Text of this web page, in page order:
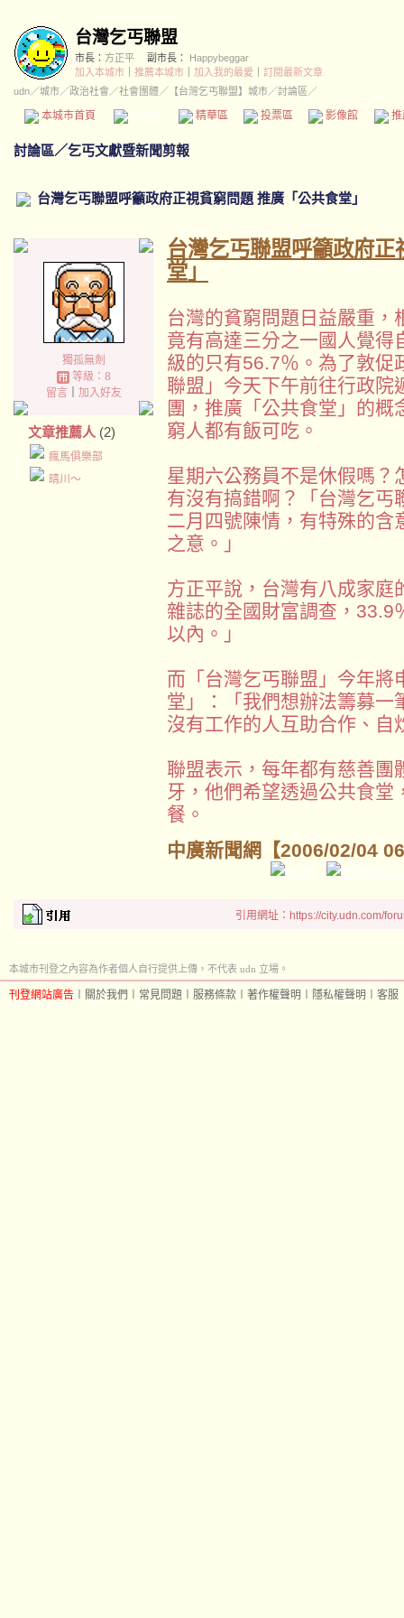
台灣乞丐聯盟
市長： 方正平 副市長：
Happybeggar
加入本城市
推薦本城市 加入我的最愛
訂閱最新文章
udn／城市／政治社會 ／社會團體／ 【台灣乞丐聯盟】城市／討論區／
本城市首頁 精華區 投票區 影像館
討論區／乞丐文獻暨新聞剪報
台灣乞丐聯盟呼籲政府正視貧窮問題 推廣「公共食堂」
獨孤無劍
等級：8
留言｜ 加入好友
文章推薦人 (2)
瘋馬俱樂部
晴川～
台灣乞丐聯盟呼籲政府
堂」
台灣的貧窮問題日益嚴重，
竟有高達三分之一國人覺得
級的只有56.7％。為了敦促
聯盟」今天下午前往行政院
團，推廣「公共食堂」的
窮人都有飯可吃。
星期六公務員不是休假嗎？
有沒有搞錯啊？「台灣乞丐
二月四號陳情，有特殊的含
之意。」
方正平說，台灣有八成家庭
雜誌的全國財富調查，33.9
以內。」
而「台灣乞丐聯盟」今年將
堂」：「我們想辦法籌募一
沒有工作的人互助合作、自
聯盟表示，每年都有慈善團
牙，他們希望透過公共食堂
餐。
中廣新聞網【2006/02/04
引用網址：https://city.udn.com/
本城市刊登之內容為作者個人自行提供上傳，不代表 udn 立場。
刊登網站廣告 關於我們 常見問題 服務條款 著作權聲明 隱私權聲明 客服